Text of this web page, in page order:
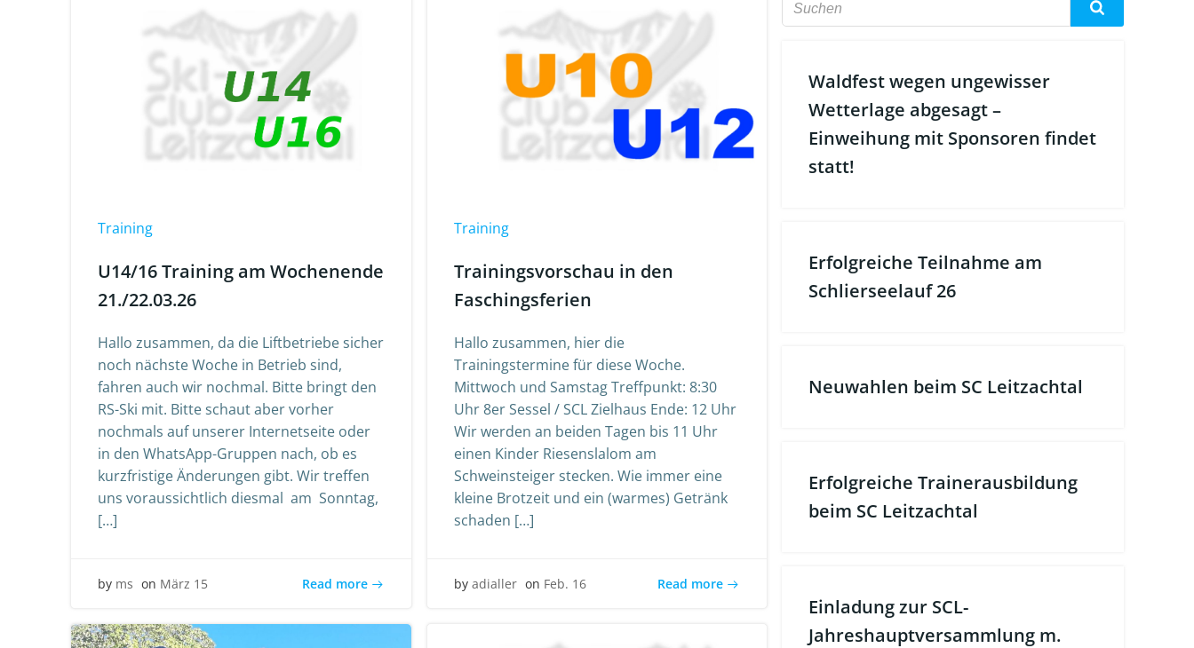
Training
U14/16 Training am Wochenende
21./22.03.26
Hallo zusammen, da die Liftbetriebe sicher
noch nächste Woche in Betrieb sind,
fahren auch wir nochmal. Bitte bringt den
RS-Ski mit. Bitte schaut aber vorher
nochmals auf unserer Internetseite oder
in den WhatsApp-Gruppen nach, ob es
kurzfristige Änderungen gibt. Wir treffen
uns voraussichtlich diesmal am Sonntag,
[…]
by ms on März 15 Read more
Training
Trainingsvorschau in den
Faschingsferien
Hallo zusammen, hier die
Trainingstermine für diese Woche.
Mittwoch und Samstag Treffpunkt: 8:30
Uhr 8er Sessel / SCL Zielhaus Ende: 12 Uhr
Wir werden an beiden Tagen bis 11 Uhr
einen Kinder Riesenslalom am
Schweinsteiger stecken. Wie immer eine
kleine Brotzeit und ein (warmes) Getränk
schaden […]
by adialler on Feb. 16 Read more
Waldfest wegen ungewisser
Wetterlage abgesagt –
Einweihung mit Sponsoren findet
statt!
Erfolgreiche Teilnahme am
Schlierseelauf 26
Neuwahlen beim SC Leitzachtal
Erfolgreiche Trainerausbildung
beim SC Leitzachtal
Einladung zur SCL-
Jahreshauptversammlung m.